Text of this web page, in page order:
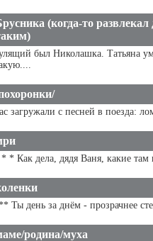
(когда-то развлекал
был Николашка. Татьяна
загружали с песней в поезда:
* Как дела, дядя Ваня, какие там
Ты день за днём - прозрачнее
родина/муха